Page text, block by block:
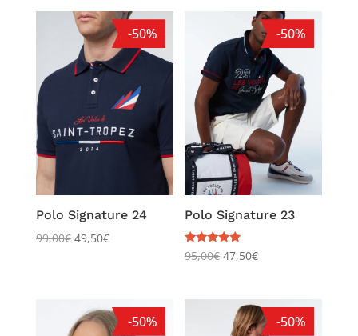
-50%
Polo Signature 24
99,00€ 49,50€
-50%
Polo Signature 23
Note
5.00
95,00€ 47,50€
-50% -50%